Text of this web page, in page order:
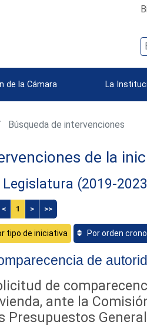
de la Cámara La
Búsqueda de intervenciones
de la
Legislatura (2019-
< 1 > >>
tipo de iniciativa Por orden
de
de
ante la
Presupuestos